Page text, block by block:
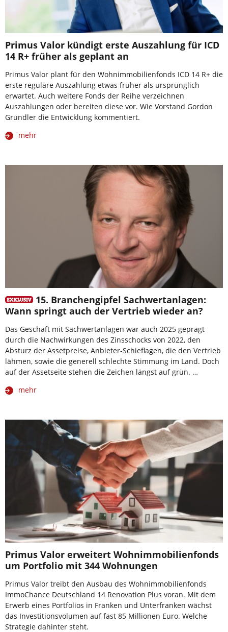
Primus Valor kündigt erste Auszahlung für ICD
14 R+ früher als geplant an
Primus Valor plant für den Wohnimmobilienfonds ICD 14 R+ die
erste reguläre Auszahlung etwas früher als ursprünglich
erwartet. Auch weitere Fonds der Reihe verzeichnen
Auszahlungen oder bereiten diese vor. Wie Vorstand Gordon
Grundler die Entwicklung kommentiert.
mehr
15. Branchengipfel Sachwertanlagen:
Wann springt auch der Vertrieb wieder an?
Das Geschäft mit Sachwertanlagen war auch 2025 geprägt
durch die Nachwirkungen des Zinsschocks von 2022, den
Absturz der Assetpreise, Anbieter-Schieflagen, die den Vertrieb
lähmen, sowie die generell schlechte Stimmung im Land. Doch
auf der Assetseite stehen die Zeichen längst auf grün. …
mehr
Primus Valor erweitert Wohnimmobilienfonds
um Portfolio mit 344 Wohnungen
Primus Valor treibt den Ausbau des Wohnimmobilienfonds
ImmoChance Deutschland 14 Renovation Plus voran. Mit dem
Erwerb eines Portfolios in Franken und Unterfranken wächst
das Investitionsvolumen auf fast 85 Millionen Euro. Welche
Strategie dahinter steht.